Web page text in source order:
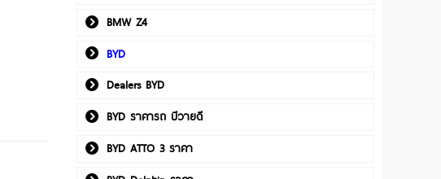
BMW Z4
BYD
Dealers BYD
BYD ราคารถ บีวายดี
BYD ATTO 3 ราคา